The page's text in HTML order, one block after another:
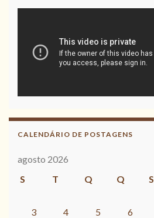
CALENDÁRIO DE POSTAGENS
agosto 2026
S
T Q Q S
3
4 5 6